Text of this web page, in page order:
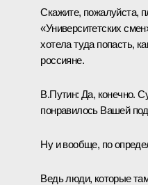
Скажите, пожалуйста,
«Университетских
хотела туда попасть,
россияне.
В.Путин: Да, конечно.
понравилось Вашей
Ну и вообще, по
Ведь люди, которые